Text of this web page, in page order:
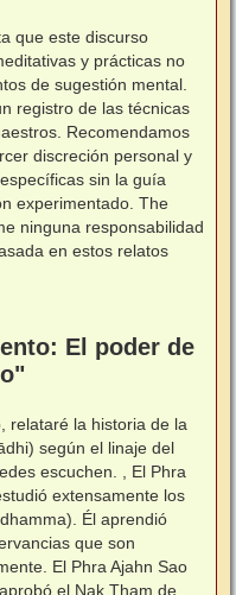
que este discurso
y prácticas no
de sugestión mental.
registro de las técnicas
Recomendamos
discreción personal y
sin la guía
experimentado. The
ninguna responsabilidad
en estos relatos
El poder de
relataré la historia de la
según el linaje del
escuchen. , El Phra
extensamente los
Él aprendió
que son
El Phra Ajahn Sao
el Nak Tham de